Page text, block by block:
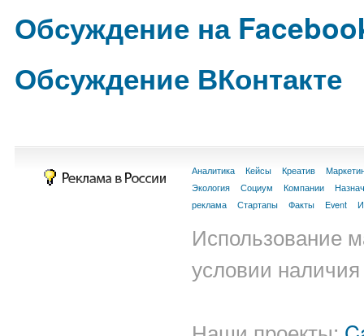
Обсуждение на
Обсуждение ВКонтакте
Аналитика Кейсы Креатив
Экология
Социум Компании
реклама
Стартапы Факты Event
Использование
условии